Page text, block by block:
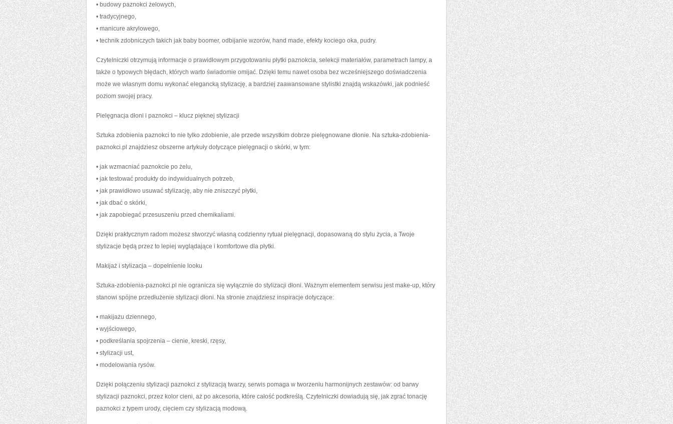
• budowy paznokci żelowych,
• tradycyjnego,
• manicure akrylowego,
• technik zdobniczych takich jak baby boomer, odbijanie wzorów, hand made, efekty kociego oka, pudry.
Czytelniczki otrzymują informacje o prawidłowym przygotowaniu płytki paznokcia, selekcji materiałów, parametrach lampy, a
także o typowych błędach, których warto świadomie omijać. Dzięki temu nawet osoba bez wcześniejszego doświadczenia
może we własnym domu wykonać elegancką stylizację, a bardziej zaawansowane stylistki znajdą wskazówki, jak podnieść
poziom swojej pracy.
Pielęgnacja dłoni i paznokci – klucz pięknej stylizacji
Sztuka zdobienia paznokci to nie tylko zdobienie, ale przede wszystkim dobrze pielęgnowane dłonie. Na sztuka-zdobienia-
paznokci.pl znajdziesz obszerne artykuły dotyczące pielęgnacji o skórki, w tym:
• jak wzmacniać paznokcie po żelu,
• jak testować produkty do indywidualnych potrzeb,
• jak prawidłowo usuwać stylizację, aby nie zniszczyć płytki,
• jak dbać o skórki,
• jak zapobiegać przesuszeniu przed chemikaliami.
Dzięki praktycznym radom możesz stworzyć własną codzienny rytuał pielęgnacji, dopasowaną do stylu życia, a Twoje
stylizacje będą przez to lepiej wyglądające i komfortowe dla płytki.
Makijaż i stylizacja – dopełnienie looku
Sztuka-zdobienia-paznokci.pl nie ogranicza się wyłącznie do stylizacji dłoni. Ważnym elementem serwisu jest make-up, który
stanowi spójne przedłużenie stylizacji dłoni. Na stronie znajdziesz inspiracje dotyczące:
• makijażu dziennego,
• wyjściowego,
• podkreślania spojrzenia – cienie, kreski, rzęsy,
• stylizacji ust,
• modelowania rysów.
Dzięki połączeniu stylizacji paznokci z stylizacją twarzy, serwis pomaga w tworzeniu harmonijnych zestawów: od barwy
stylizacji paznokci, przez kolor cieni, aż po akcesoria, które całość podkreślą. Czytelniczki dowiadują się, jak zgrać tonację
paznokci z typem urody, cięciem czy stylizacją modową.